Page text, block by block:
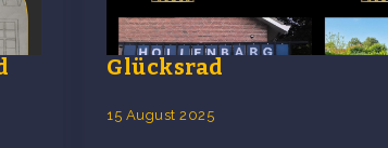
Glücksrad
15 August 2025